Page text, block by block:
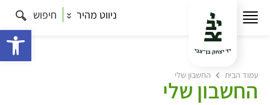
ניווט מהיר חיפוש
עמוד הבית החשבון שלי
החשבון שלי